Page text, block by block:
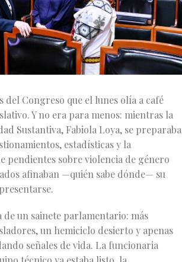
del Congreso que el lunes olía a café
Y no era para menos: mientras la
Sustantiva, Fabiola Loya, se preparaba
estadísticas y la
pendientes sobre violencia de género
afinaban —quién sabe dónde— su
de un sainete parlamentario: más
un hemiciclo desierto y apenas
señales de vida. La funcionaria